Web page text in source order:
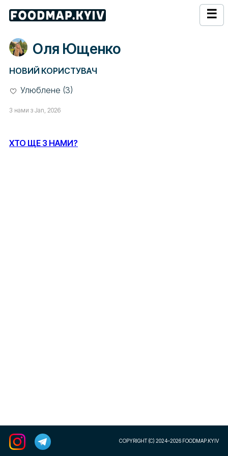
☰
Оля Ющенко
НОВИЙ КОРИСТУВАЧ
Улюблене (3)
З нами з Jan, 2026
ХТО ЩЕ З НАМИ?
COPYRIGHT (C) 2024–2026 FOODMAP.KYIV